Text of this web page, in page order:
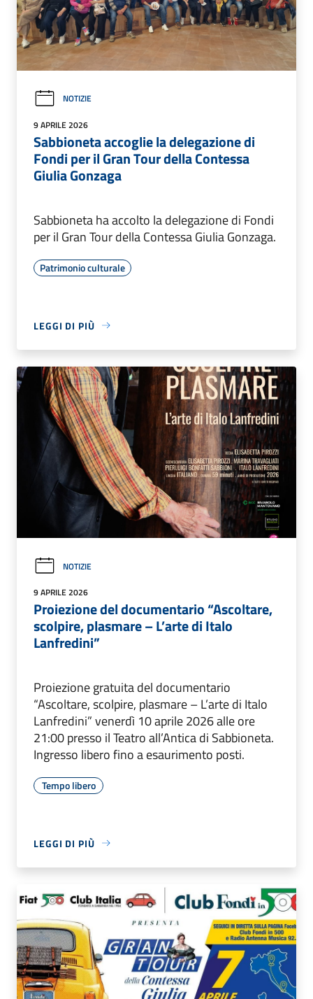
NOTIZIE
9 APRILE 2026
Sabbioneta accoglie la delegazione di
Fondi per il Gran Tour della Contessa
Giulia Gonzaga
Sabbioneta ha accolto la delegazione di Fondi
per il Gran Tour della Contessa Giulia Gonzaga.
Patrimonio culturale
LEGGI DI PIÙ
NOTIZIE
9 APRILE 2026
Proiezione del documentario “Ascoltare,
scolpire, plasmare – L’arte di Italo
Lanfredini”
Proiezione gratuita del documentario
“Ascoltare, scolpire, plasmare – L’arte di Italo
Lanfredini” venerdì 10 aprile 2026 alle ore
21:00 presso il Teatro all’Antica di Sabbioneta.
Ingresso libero fino a esaurimento posti.
Tempo libero
LEGGI DI PIÙ